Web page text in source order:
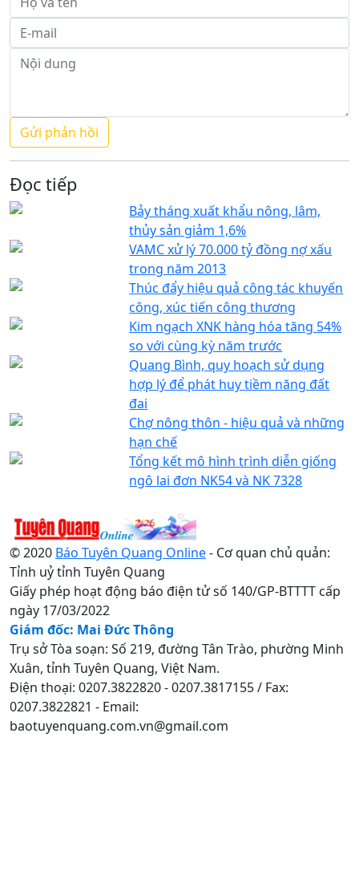
Đọc tiếp
Bảy tháng xuất khẩu nông, lâm,
thủy sản giảm 1,6%
VAMC xử lý 70.000 tỷ đồng nợ xấu
trong năm 2013
Thúc đẩy hiệu quả công tác khuyến
công, xúc tiến công thương
Kim ngạch XNK hàng hóa tăng 54%
so với cùng kỳ năm trước
Quang Bình, quy hoạch sử dụng
hợp lý để phát huy tiềm năng đất
đai
Chợ nông thôn - hiệu quả và những
hạn chế
Tổng kết mô hình trình diễn giống
ngô lai đơn NK54 và NK 7328
© 2020 Báo Tuyên Quang Online- Cơ quan chủ quản:
Tỉnh uỷ tỉnh Tuyên Quang
Giấy phép hoạt động báo điện tử số 140/GP-BTTTT cấp
ngày 17/03/2022
Giám đốc: Mai Đức Thông
Trụ sở Tòa soạn: Số 219, đường Tân Trào, phường Minh
Xuân, tỉnh Tuyên Quang, Việt Nam.
Điện thoại: 0207.3822820 - 0207.3817155 / Fax:
0207.3822821 - Email:
baotuyenquang.com.vn@gmail.com